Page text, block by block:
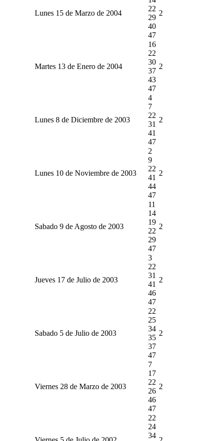
Lunes 15 de Marzo de 2004
22
29
40
47
2
Martes 13 de Enero de 2004
16
22
30
37
43
47
2
Lunes 8 de Diciembre de 2003
4
7
22
31
41
47
2
Lunes 10 de Noviembre de 2003
2
9
22
41
44
47
2
Sabado 9 de Agosto de 2003
11
14
19
22
29
47
2
Jueves 17 de Julio de 2003
3
22
31
41
46
47
2
Sabado 5 de Julio de 2003
22
25
34
35
37
47
2
Viernes 28 de Marzo de 2003
7
17
22
26
46
47
2
22
24
34